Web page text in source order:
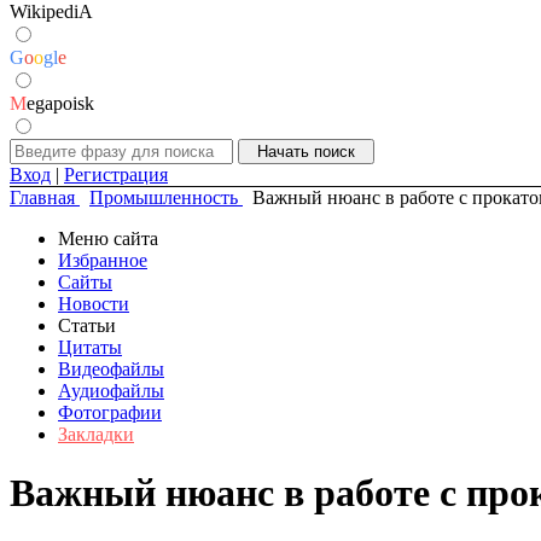
WikipediA
Google
Megapoisk
Вход | Регистрация
Главная
Промышленность
Важный нюанс в работе с
Меню сайта
Избранное
Сайты
Новости
Статьи
Цитаты
Видеофайлы
Аудиофайлы
Фотографии
Закладки
Важный нюанс в работе с